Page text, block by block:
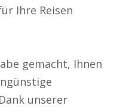
Ihre Reisen
gemacht, Ihnen
unserer